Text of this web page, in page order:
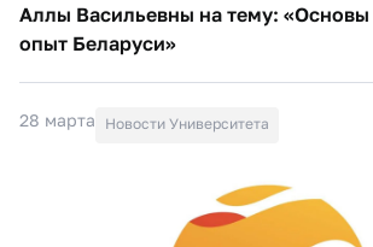
Аллы Васильевны на тему: «Основы лидерства:
опыт Беларуси»
28 марта Новости Университета